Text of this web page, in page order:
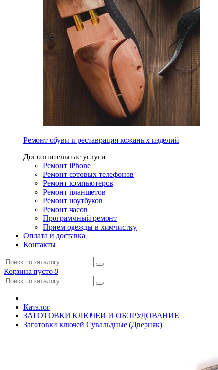
Ремонт обуви и реставрация кожаных изделий
Дополнительные услуги
Ремонт iPhone
Ремонт сотовых телефонов
Ремонт компьютеров
Ремонт планшетов
Ремонт ноутбуков
Ремонт часов
Программный ремонт
Прием одежды в химчистку
Оплата и доставка
Контакты
Корзина пусто 0
Каталог
ЗАГОТОВКИ КЛЮЧЕЙ И ОБОРУДОВАНИЕ
Заготовки ключей Сувальдные (Дверняк)